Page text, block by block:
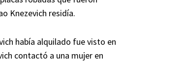
Knezevich residía.
había alquilado fue visto en
contactó a una mujer en